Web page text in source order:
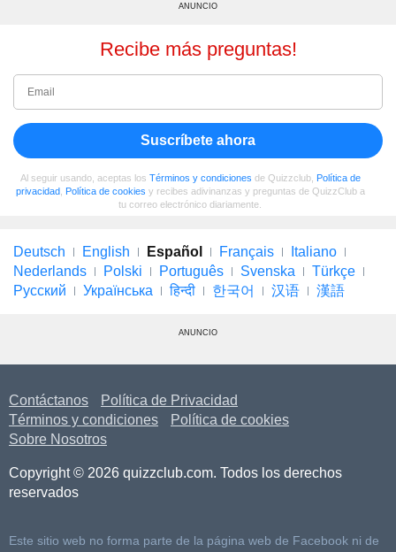
ANUNCIO
Recibe más preguntas!
Suscríbete ahora
Al seguir usando, aceptas los Términos y condiciones de Quizzclub, Política de
privacidad, Política de cookies y recibes adivinanzas y preguntas de QuizzClub a
tu correo electrónico diariamente.
Deutsch English Español Français
Italiano
Nederlands
Polski Português Svenska
Türkçe
Русский
Українська हिन्दी 한국어 汉语 漢語
ANUNCIO
Contáctanos
Política de Privacidad
Términos y condiciones
Política de cookies
Sobre Nosotros
Copyright © 2026 quizzclub.com. Todos los derechos
reservados
Este sitio web no forma parte de la página web de Facebook ni de